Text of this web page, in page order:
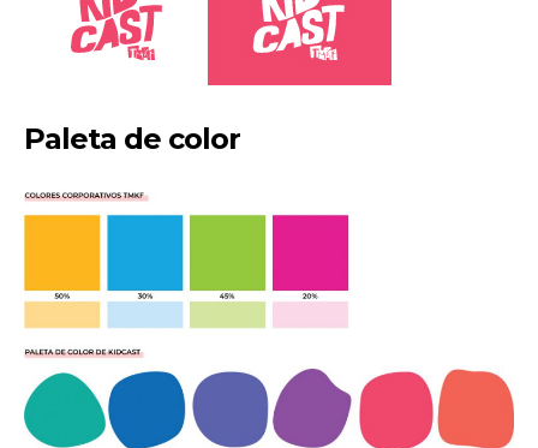
Paleta de color